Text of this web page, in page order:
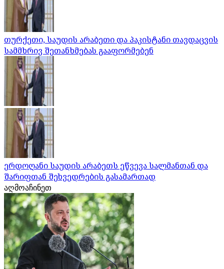
თურქეთი, საუდის არაბეთი და პაკისტანი თავდაცვის
სამმხრივ შეთანხმებას გააფორმებენ
ერდოღანი საუდის არაბეთს ეწვევა სალმანთან და
შარიფთან შეხვედრების გასამართად
აღმოაჩინეთ